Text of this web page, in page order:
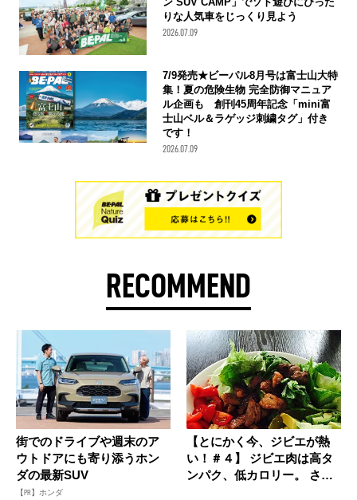
りな人気車をじっくり見よう
2026.07.09
7/9発売★ビーパル8月号は富士山大特
集！夏の危険生物 完全防御マニュア
ル企画も 創刊45周年記念「mini富
士山ベル＆ラゲッジ刺繍タグ」付き
です！
2026.07.09
RECOMMEND
街でのドライブや週末のア
ウトドアにも寄り添うホン
ダの最新SUV
【PR】ホンダ
【とにかく今、ジビエが熱
い！＃４】 ジビエ肉は高タ
ンパク、低カロリー。 さら